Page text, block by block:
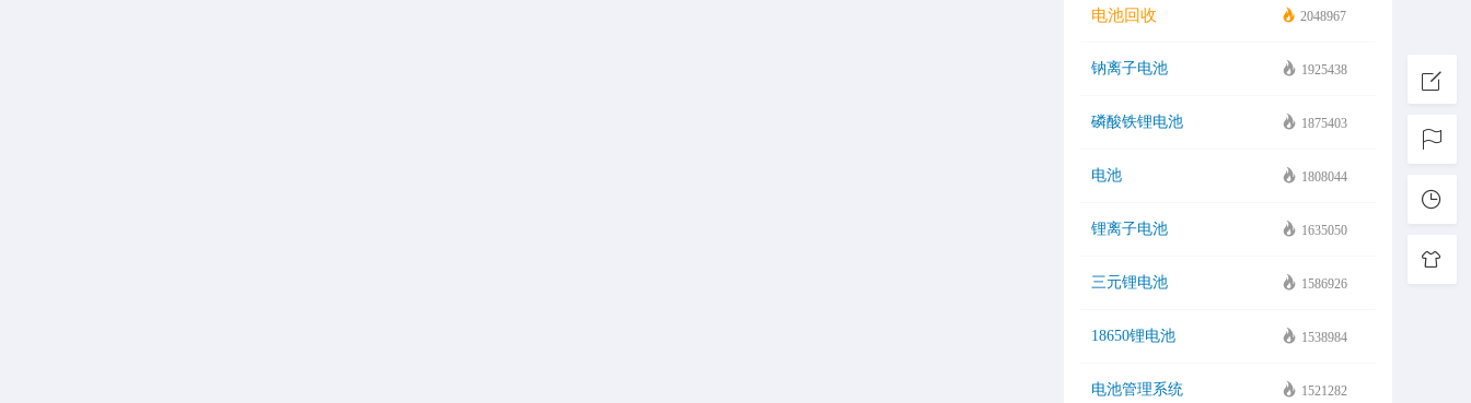
电池回收 2048967
钠离子电池 1925438
磷酸铁锂电池 1875403
电池 1808044
锂离子电池 1635050
三元锂电池 1586926
18650锂电池 1538984
电池管理系统 1521282